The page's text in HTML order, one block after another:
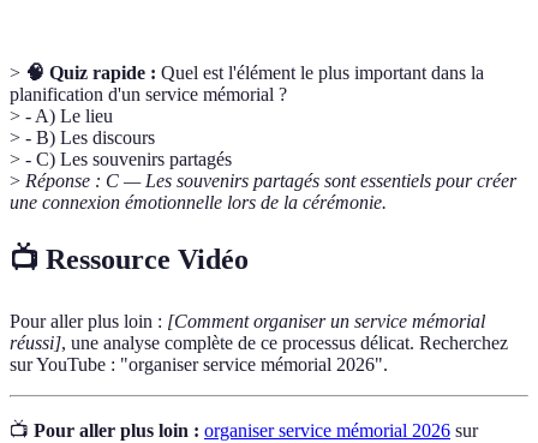
> 🧠 Quiz rapide : Quel est l'élément le plus important dans la
planification d'un service mémorial ?
> - A) Le lieu
> - B) Les discours
> - C) Les souvenirs partagés
> Réponse : C — Les souvenirs partagés sont essentiels pour créer
une connexion émotionnelle lors de la cérémonie.
📺 Ressource Vidéo
Pour aller plus loin : [Comment organiser un service mémorial
réussi], une analyse complète de ce processus délicat. Recherchez
sur YouTube : "organiser service mémorial 2026".
📺 Pour aller plus loin : organiser service mémorial 2026 sur